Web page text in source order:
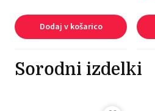
Dodaj v košarico
Sorodni izdelki